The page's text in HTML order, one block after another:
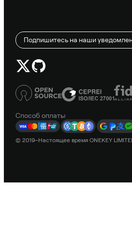
Подпишитесь на наши
Способ оплаты
© 2019–Настоящее время ONEKEY